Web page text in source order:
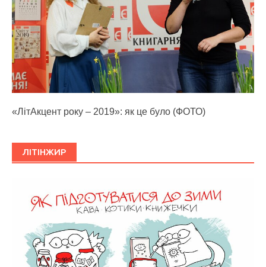
«ЛітАкцент року – 2019»: як це було (ФОТО)
ЛІТІНЖИР